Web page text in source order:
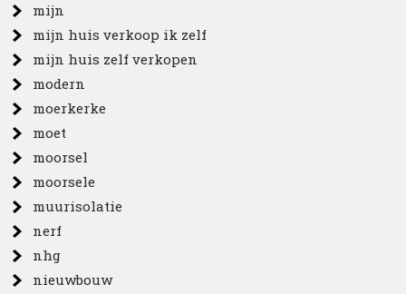
mijn
mijn huis verkoop ik zelf
mijn huis zelf verkopen
modern
moerkerke
moet
moorsel
moorsele
muurisolatie
nerf
nhg
nieuwbouw